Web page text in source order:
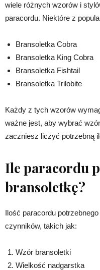
wiele różnych wzorów i
paracordu. Niektóre z
Bransoletka Cobra
Bransoletka King Cobra
Bransoletka Fishtail
Bransoletka Trilobite
Każdy z tych wzorów
ważne jest, aby wybrać
zaczniesz liczyć potrzebną
Ile paracordu
bransoletkę?
Ilość paracordu
czynników, takich jak:
Wzór bransoletki
Wielkość nadgarstka